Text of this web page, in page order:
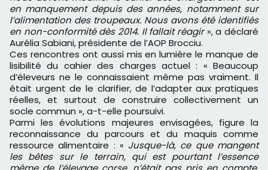
en manquement depuis des années, notamment sur
l’alimentation des troupeaux. Nous avons été identifiés
en non-conformité dès 2014. Il fallait réagir», a déclaré
Aurélia Sabiani, présidente de l’AOP Brocciu.
Ces rencontres ont aussi mis en lumière le manque de
lisibilité du cahier des charges actuel : « Beaucoup
d’éleveurs ne le connaissaient même pas vraiment. Il
était urgent de le clarifier, de l’adapter aux pratiques
réelles, et surtout de construire collectivement un
socle commun », a-t-elle poursuivi.
Parmi les évolutions majeures envisagées, figure la
reconnaissance du parcours et du maquis comme
ressource alimentaire : « Jusque-là, ce que mangent
les bêtes sur le terrain, qui est pourtant l’essence